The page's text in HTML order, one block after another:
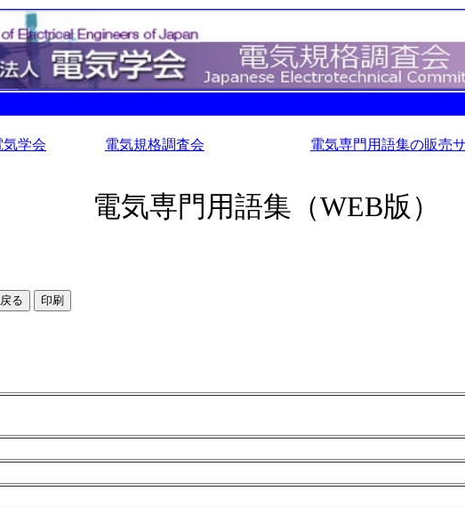
気学会 電気規格調査会 電気専門用語集の販売
電気専門用語集（WEB版）